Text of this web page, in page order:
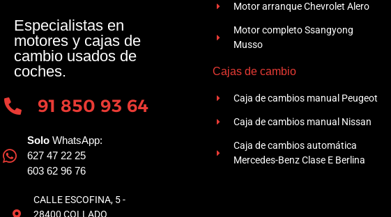
Especialistas en
motores y cajas de
cambio usados de
coches.
91 850 93 64
Solo WhatsApp:
627 47 22 25
603 62 96 76
CALLE ESCOFINA, 5 -
28400 COLLADO
Motor arranque Chevrolet Alero
Motor completo Ssangyong
Musso
Cajas de cambio
Caja de cambios manual Peugeot
Caja de cambios manual Nissan
Caja de cambios automática
Mercedes-Benz Clase E Berlina